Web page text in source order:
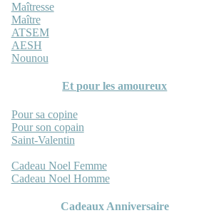
Maîtresse
Maître
ATSEM
AESH
Nounou
Et pour les amoureux
Pour sa copine
Pour son copain
Saint-Valentin
Cadeau Noel Femme
Cadeau Noel Homme
Cadeaux Anniversaire